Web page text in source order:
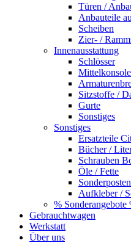
Türen /
Anbauteile
Scheiben
Zier- /
Innenausstattung
Schlösser
Mittelkonsole
Sitzstoffe /
Gurte
Sonstiges
Sonstiges
Ersatzteile
Bücher /
Schrauben
Öle / Fette
Sonderposten
Aufkleber /
% Sonderangebote
Gebrauchtwagen
Werkstatt
Über uns